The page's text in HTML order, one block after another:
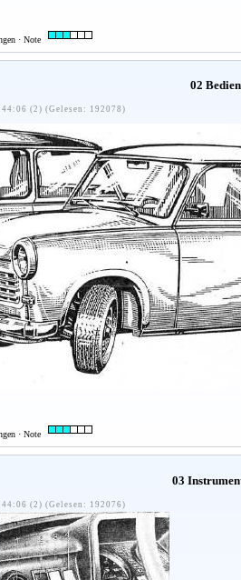
· Note
02
(2) (Gelesen: 192078)
· Note
03
(2) (Gelesen: 192076)